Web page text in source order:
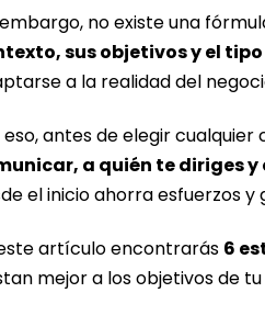
no existe una
sus objetivos y el
a la realidad del
eso, antes de elegir
a quién te diriges
el inicio ahorra esfuerzos y
artículo encontrarás 6
mejor a los objetivos de